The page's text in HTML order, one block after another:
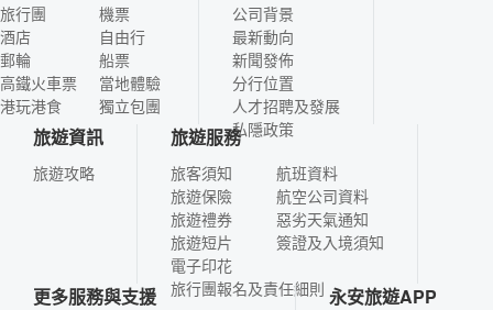
旅行團
酒店
郵輪
高鐵火車票
港玩港食
機票
自由行
船票
當地體驗
獨立包團
公司背景
最新動向
新聞發佈
分行位置
人才招聘及發展
私隱政策
旅遊資訊
旅遊攻略
旅遊服務
旅客須知
旅遊保險
旅遊禮券
旅遊短片
電子印花
航班資料
航空公司資料
惡劣天氣通知
簽證及入境須知
旅行團報名及責任細則
更多服務與支援 永安旅遊APP